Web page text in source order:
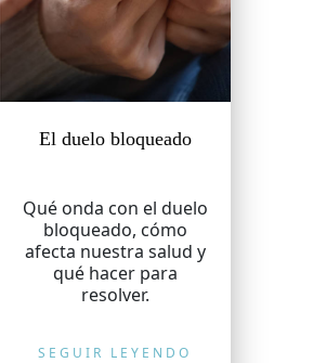
El duelo bloqueado
Qué onda con el duelo
bloqueado, cómo
afecta nuestra salud y
qué hacer para
resolver.
SEGUIR LEYENDO